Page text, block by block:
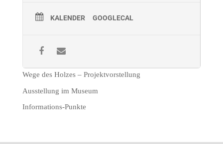
KALENDER GOOGLECAL
Wege des Holzes – Projektvorstellung
Ausstellung im Museum
Informations-Punkte